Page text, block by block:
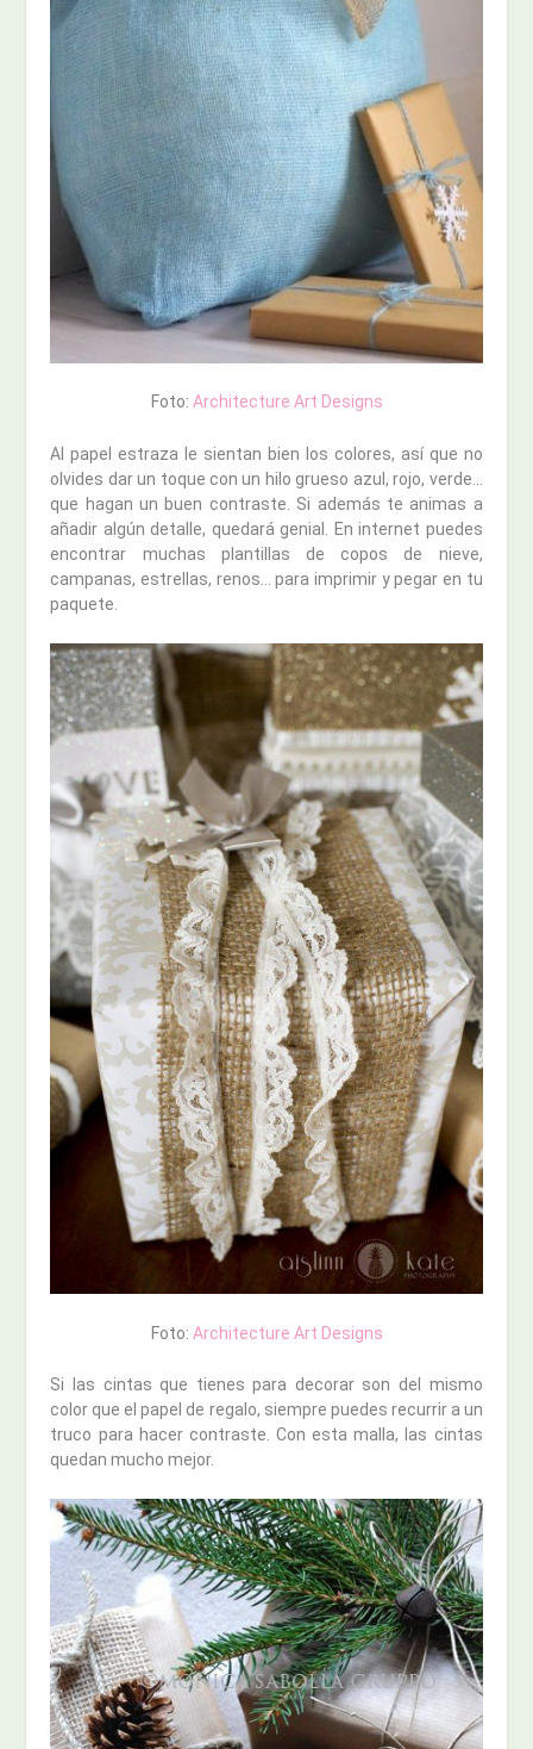
Foto: Architecture Art Designs
Al papel estraza le sientan bien los colores, así que no
olvides dar un toque con un hilo grueso azul, rojo, verde…
que hagan un buen contraste. Si además te animas a
añadir algún detalle, quedará genial. En internet puedes
encontrar muchas plantillas de copos de nieve,
campanas, estrellas, renos… para imprimir y pegar en tu
paquete.
Foto: Architecture Art Designs
Si las cintas que tienes para decorar son del mismo
color que el papel de regalo, siempre puedes recurrir a un
truco para hacer contraste. Con esta malla, las cintas
quedan mucho mejor.